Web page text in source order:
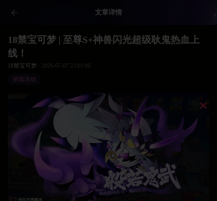
文章详情
18禁宝可梦 | 至尊S+神兽闪光超级耿鬼热血上
线！
18禁宝可梦 · 2026-07-07 23:01:00
游戏活动